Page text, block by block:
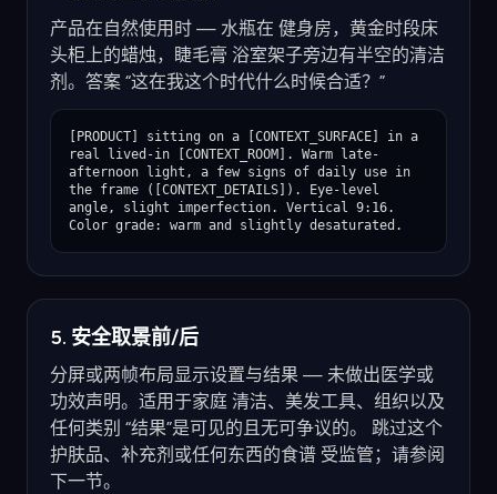
产品在自然使用时 — 水瓶在 健身房，黄金时段床
头柜上的蜡烛，睫毛膏 浴室架子旁边有半空的清洁
剂。答案 “这在我这个时代什么时候合适？”
[PRODUCT] sitting on a [CONTEXT_SURFACE] in a
real lived-in [CONTEXT_ROOM]. Warm late-
afternoon light, a few signs of daily use in
the frame ([CONTEXT_DETAILS]). Eye-level
angle, slight imperfection. Vertical 9:16.
Color grade: warm and slightly desaturated.
5. 安全取景前/后
分屏或两帧布局显示设置与结果 — 未做出医学或
功效声明。适用于家庭 清洁、美发工具、组织以及
任何类别 “结果”是可见的且无可争议的。 跳过这个
护肤品、补充剂或任何东西的食谱 受监管；请参阅
下一节。